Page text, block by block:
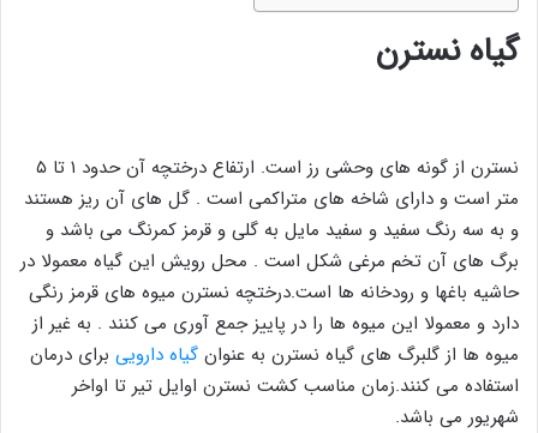
گیاه نسترن
نسترن از گونه های وحشی رز است. ارتفاع درختچه آن حدود ۱ تا ۵
متر است و دارای شاخه های متراکمی است . گل های آن ریز هستند
و به سه رنگ سفید و سفید مایل به گلی و قرمز کمرنگ می باشد و
برگ های آن تخم مرغی شکل است . محل رویش این گیاه معمولا در
حاشیه باغها و رودخانه ها است.درختچه نسترن میوه های قرمز رنگی
دارد و معمولا این میوه ها را در پاییز جمع آوری می کنند . به غیر از
میوه ها از گلبرگ های گیاه نسترن به عنوان گیاه دارویی برای درمان
استفاده می کنند.زمان مناسب کشت نسترن اوایل تیر تا اواخر
شهریور می باشد.